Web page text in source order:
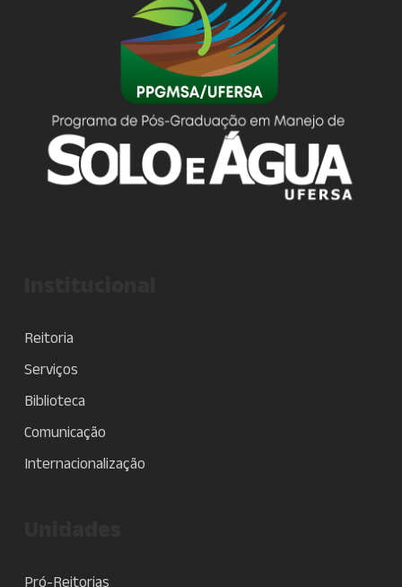
Reitoria
Serviços
Biblioteca
Comunicação
Internacionalização
Pró-Reitorias